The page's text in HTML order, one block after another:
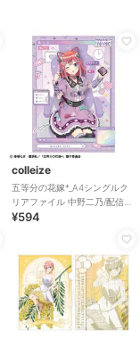
colleize
五等分の花嫁*_A4シングルク
リアファイル 中野二乃/配信者
なりきり
¥594